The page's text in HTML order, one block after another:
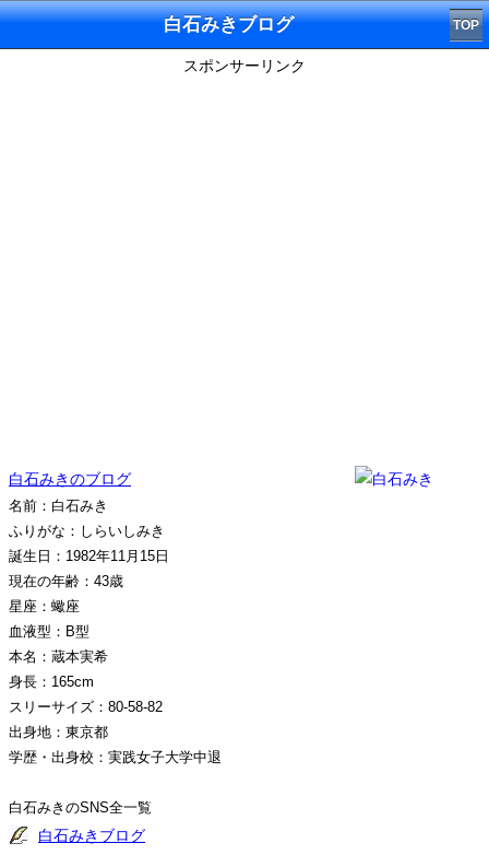
白石みきブログ TOP
スポンサーリンク
白石みきのブログ
名前：白石みき
ふりがな：しらいしみき
誕生日：1982年11月15日
現在の年齢：43歳
星座：蠍座
血液型：B型
本名：蔵本実希
身長：165cm
スリーサイズ：80-58-82
出身地：東京都
学歴・出身校：実践女子大学中退
白石みきのSNS全一覧
白石みきブログ